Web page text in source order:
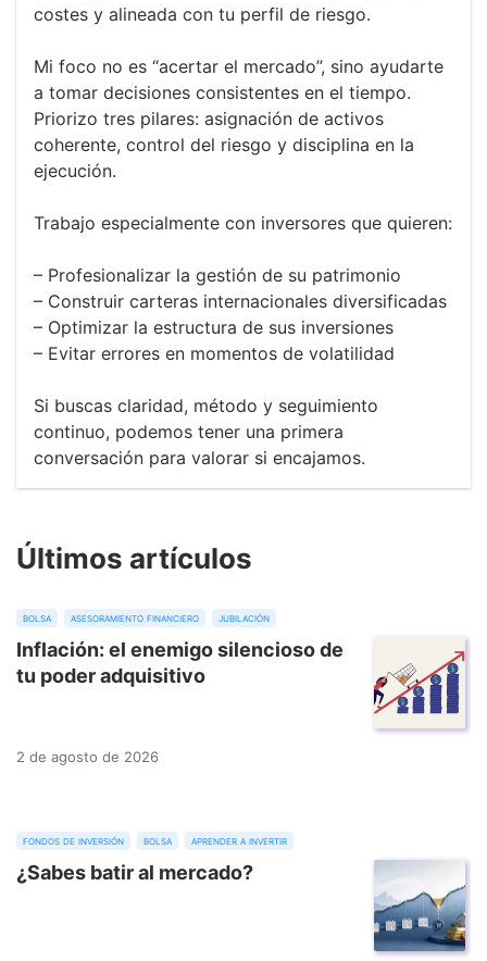
costes y alineada con tu perfil de riesgo.
Mi foco no es “acertar el mercado”, sino ayudarte
a tomar decisiones consistentes en el tiempo.
Priorizo tres pilares: asignación de activos
coherente, control del riesgo y disciplina en la
ejecución.
Trabajo especialmente con inversores que quieren:
– Profesionalizar la gestión de su patrimonio
– Construir carteras internacionales diversificadas
– Optimizar la estructura de sus inversiones
– Evitar errores en momentos de volatilidad
Si buscas claridad, método y seguimiento
continuo, podemos tener una primera
conversación para valorar si encajamos.
Últimos artículos
bolsa asesoramiento financiero jubilación
Inflación: el enemigo silencioso de
tu poder adquisitivo
2 de agosto de 2026
fondos de inversión bolsa aprender a invertir
¿Sabes batir al mercado?